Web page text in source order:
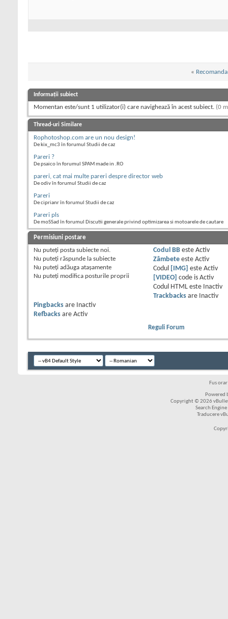
«
Informații subiect
Momentan este/sunt 1 utilizator(i) care navighează în acest subiect. (0
Thread-uri Similare
Rophotoshop.com are un nou design!
De kix_mc3 în forumul Studii de caz
Pareri ?
De psaico în forumul SPAM made in .RO
pareri, cat mai multe pareri despre director web
De odiv în forumul Studii de caz
Pareri
De ciprianr în forumul Studii de caz
Pareri pls
De moSSad în forumul Discutii generale privind optimizarea si motoarele de cautare
Permisiuni postare
Nu puteţi posta subiecte noi.
Nu puteţi răspunde la subiecte
Nu puteţi adăuga ataşamente
Nu puteţi modifica posturile proprii
Codul BBeste Activ
Zâmbeteeste Activ
Codul
[IMG] este Activ
[VIDEO] code is Activ
Codul HTML este
Inactiv
Trackbacksare
Inactiv
Pingbacks are
Inactiv
Refbacks are Activ
Reguli Forum
Fus
Powered
Copyright © 2026
Search
Traducere